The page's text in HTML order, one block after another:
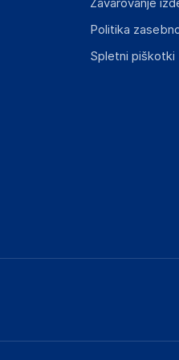
Zavarovanje
Politika
Spletni piškotki